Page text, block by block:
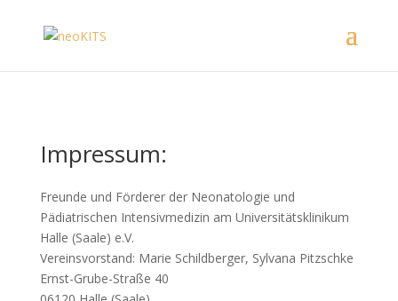
Impressum:
Freunde und Förderer der Neonatologie und
Pädiatrischen Intensivmedizin am Universitätsklinikum
Halle (Saale) e.V.
Vereinsvorstand: Marie Schildberger, Sylvana Pitzschke
Ernst-Grube-Straße 40